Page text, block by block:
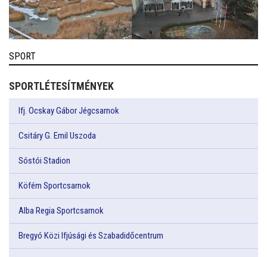
SPORT
SPORTLÉTESÍTMÉNYEK
Ifj. Ocskay Gábor Jégcsarnok
Csitáry G. Emil Uszoda
Sóstói Stadion
Köfém Sportcsarnok
Alba Regia Sportcsarnok
Bregyó Közi Ifjúsági és Szabadidőcentrum